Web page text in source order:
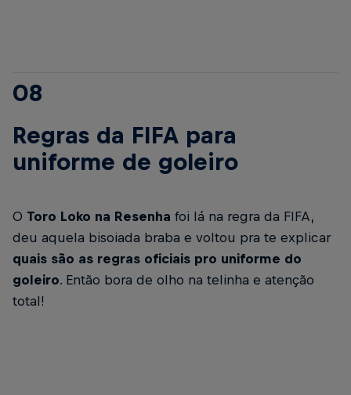
08
Regras da FIFA para
uniforme de goleiro
O Toro Loko na Resenha foi lá na regra da FIFA,
deu aquela bisoiada braba e voltou pra te explicar
quais são as regras oficiais pro uniforme do
goleiro. Então bora de olho na telinha e atenção
total!